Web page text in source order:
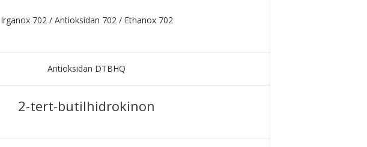
Irganox 702 / Antioksidan 702 / Ethanox 702
Antioksidan DTBHQ
2-tert-butilhidrokinon